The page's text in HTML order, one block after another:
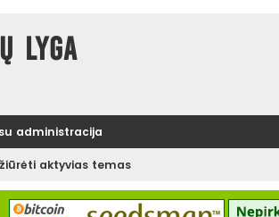
lyga
administracija
aktyvias temas